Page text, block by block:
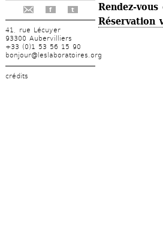
f t
41, rue Lécuyer
93300 Aubervilliers
+33 (0)1 53 56 15 90
bonjour@leslaboratoires.org
crédits
Rendez-
Réservation